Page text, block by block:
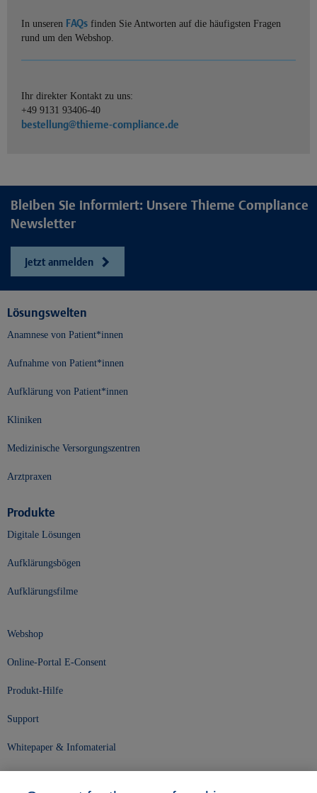
In unseren FAQs finden Sie Antworten auf die häufigsten Fragen
rund um den Webshop.
Ihr direkter Kontakt zu uns:
+49 9131 93406-40
bestellung@thieme-compliance.de
Bleiben Sie informiert: Unsere Thieme Compliance
Newsletter
Jetzt anmelden
Lösungswelten
Anamnese von Patient*innen
Aufnahme von Patient*innen
Aufklärung von Patient*innen
Kliniken
Medizinische Versorgungszentren
Arztpraxen
Produkte
Digitale Lösungen
Aufklärungsbögen
Aufklärungsfilme
Webshop
Online-Portal E-Consent
Produkt-Hilfe
Support
Whitepaper & Infomaterial